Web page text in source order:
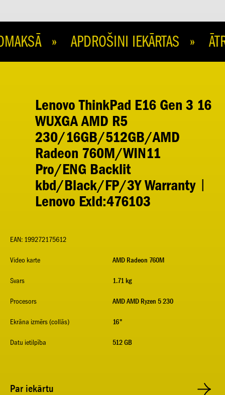
» APDROŠINI IEKĀRTAS »
Lenovo ThinkPad E16 Gen 3 16
WUXGA AMD R5
230/16GB/512GB/AMD
Radeon 760M/WIN11
Pro/ENG Backlit
kbd/Black/FP/3Y Warranty |
Lenovo ExId:476103
EAN: 199272175612
AMD Radeon 760M
Video karte
1.71 kg
Svars
AMD AMD Ryzen 5 230
Procesors
16"
Ekrāna izmērs (collās)
512 GB
Datu ietilpība
Par iekārtu